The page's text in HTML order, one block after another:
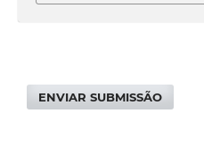
ENVIAR SUBMISSÃO